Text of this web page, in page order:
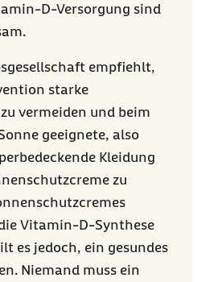
D-Versorgung sind
empfiehlt,
starke
vermeiden und beim
geeignete, also
Kleidung
zu
Vitamin-D-Synthese
es jedoch, ein gesundes
Niemand muss ein